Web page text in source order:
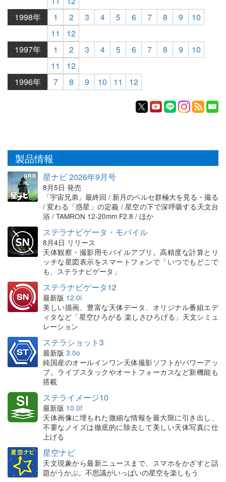
1998年
1 2 3 4 5 6 7 8 9
10
11
12
1997年
1 2 3 4 5 6 7 8 9
10
11
12
1996年
7 8 9 10 11 12
製品情報
星ナビ 2026年9月号
8月5日 発売
「宇宙兄弟」最終回 / 新月のペルセ群極大を見る・撮る
/ 変わる「惑星」の定義 / 星空の下で深呼吸する天文台
浴 / TAMRON 12-20mm F2.8 / ほか
ステラナビゲータ・モバイル
8月4日 リリース
天体観察・撮影用モバイルアプリ。高精度な計算とリ
ッチな星図表示をスマートフォンで「いつでもどこで
も、ステラナビゲータ」
ステラナビゲータ12
最新版 12.0i
美しい描画、豊富な天体データ、オリジナル番組エデ
ィタなど「星空ひろがる 楽しさひろげる」天文シミュ
レーション
ステラショット3
最新版 3.0o
純国産のオールインワン天体撮影ソフトがパワーアッ
プ。ライブスタックやオートフォーカスなど新機能も
搭載
ステライメージ10
最新版 10.0f
天体画像に埋もれた微細な情報を最大限に引き出し、
不要なノイズは徹底的に除去して美しい天体写真に仕
上げる
星空ナビ
天文現象から最新ニュースまで、スマホをかざすと話
題がうかぶ。不思議がいっぱいの星空を楽しもう